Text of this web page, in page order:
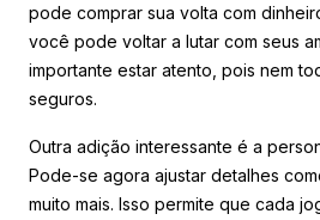
pode comprar sua volta com
você pode voltar a lutar com seus
importante estar atento, pois nem
seguros.
Outra adição interessante é a
Pode-se agora ajustar detalhes
muito mais. Isso permite que cada